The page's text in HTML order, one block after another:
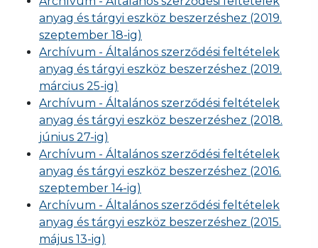
anyag és tárgyi eszköz beszerzéshez (2019.
szeptember 18-ig)
Archívum - Általános szerződési feltételek
anyag és tárgyi eszköz beszerzéshez (2019.
március 25-ig)
Archívum - Általános szerződési feltételek
anyag és tárgyi eszköz beszerzéshez (2018.
június 27-ig)
Archívum - Általános szerződési feltételek
anyag és tárgyi eszköz beszerzéshez (2016.
szeptember 14-ig)
Archívum - Általános szerződési feltételek
anyag és tárgyi eszköz beszerzéshez (2015.
május 13-ig)